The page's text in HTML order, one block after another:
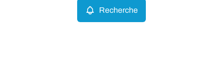
Recherche